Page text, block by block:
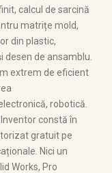
calcul de sarcină
matrițe mold,
din plastic,
desen de ansamblu.
extrem de eficient
robotică.
constă în
gratuit pe
Nici un
Works, Pro